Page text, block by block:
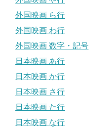
外国映画 ら行
外国映画 わ行
外国映画 数字・記号
日本映画 あ行
日本映画 か行
日本映画 さ行
日本映画 た行
日本映画 な行